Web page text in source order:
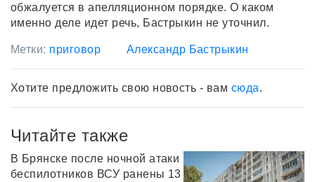
обжалуется в апелляционном порядке. О каком
именно деле идет речь, Бастрыкин не уточнил.
Метки: приговор Александр Бастрыкин
Хотите предложить свою новость - вам сюда.
Читайте также
В Брянске после ночной атаки
беспилотников ВСУ ранены 13